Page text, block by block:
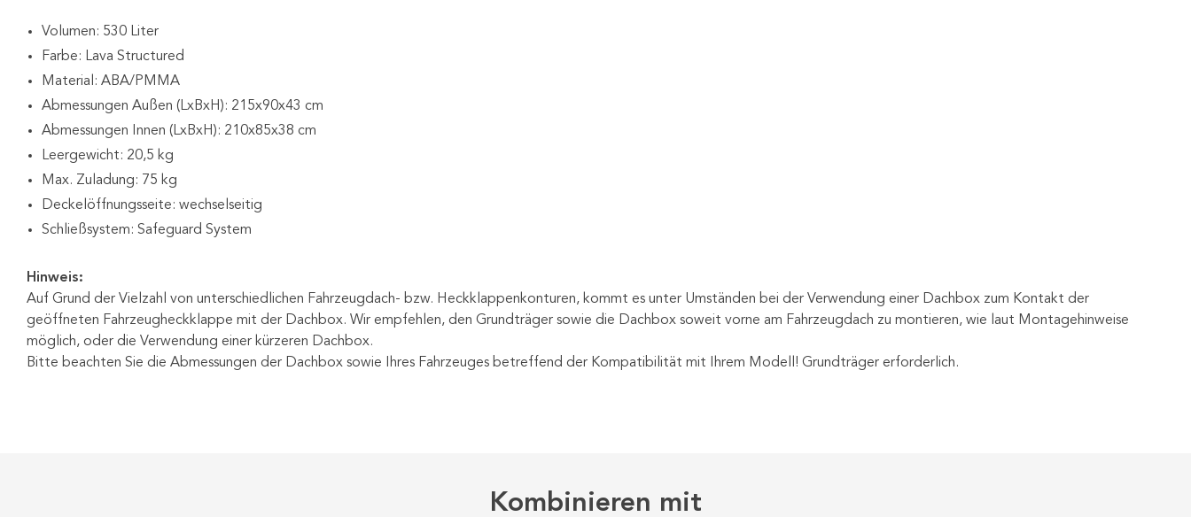
Volumen: 530 Liter
Farbe: Lava Structured
Material: ABA/PMMA
Abmessungen Außen (LxBxH): 215x90x43 cm
Abmessungen Innen (LxBxH): 210x85x38 cm
Leergewicht: 20,5 kg
Max. Zuladung: 75 kg
Deckelöffnungsseite: wechselseitig
Schließsystem: Safeguard System
Hinweis:
Auf Grund der Vielzahl von unterschiedlichen Fahrzeugdach- bzw. Heckklappenkonturen, kommt es unter Umständen bei der Verwendung einer Dachbox zum Kontakt der
geöffneten Fahrzeugheckklappe mit der Dachbox. Wir empfehlen, den Grundträger sowie die Dachbox soweit vorne am Fahrzeugdach zu montieren, wie laut Montagehinweise
möglich, oder die Verwendung einer kürzeren Dachbox.
Bitte beachten Sie die Abmessungen der Dachbox sowie Ihres Fahrzeuges betreffend der Kompatibilität mit Ihrem Modell! Grundträger erforderlich.
Kombinieren mit